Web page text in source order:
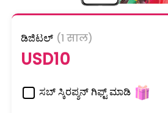
ಡಿಜಿಟಲ್ (1 साल)
USD10
ಸಬ್ ಸ್ಕಿರಪ್ಶನ್ ಗಿಫ್ಟ್ ಮಾಡಿ